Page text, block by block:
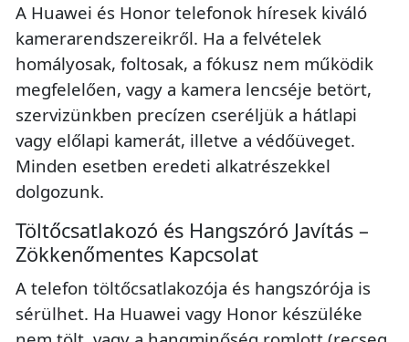
A Huawei és Honor telefonok híresek kiváló
kamerarendszereikről. Ha a felvételek
homályosak, foltosak, a fókusz nem működik
megfelelően, vagy a kamera lencséje betört,
szervizünkben precízen cseréljük a hátlapi
vagy előlapi kamerát, illetve a védőüveget.
Minden esetben eredeti alkatrészekkel
dolgozunk.
Töltőcsatlakozó és Hangszóró Javítás –
Zökkenőmentes Kapcsolat
A telefon töltőcsatlakozója és hangszórója is
sérülhet. Ha Huawei vagy Honor készüléke